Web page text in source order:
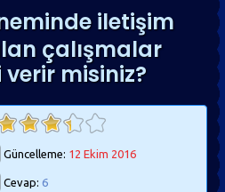
iletişim
çalışmalar
misiniz?
Güncelleme: 12 Ekim 2016
Cevap: 6